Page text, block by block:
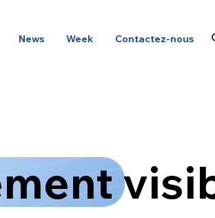
News Week Contactez-nous